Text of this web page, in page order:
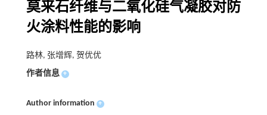
莫来石纤维与二氧化硅气凝胶对防
火涂料性能的影响
路林, 张增辉, 贺优优
作者信息 +
Author information +